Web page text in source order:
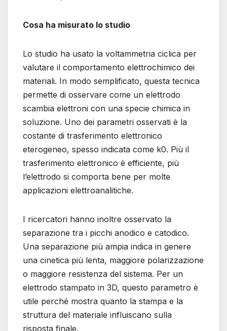
Cosa ha misurato lo studio
Lo studio ha usato la voltammetria ciclica per
valutare il comportamento elettrochimico dei
materiali. In modo semplificato, questa tecnica
permette di osservare come un elettrodo
scambia elettroni con una specie chimica in
soluzione. Uno dei parametri osservati è la
costante di trasferimento elettronico
eterogeneo, spesso indicata come k0. Più il
trasferimento elettronico è efficiente, più
l’elettrodo si comporta bene per molte
applicazioni elettroanalitiche.
I ricercatori hanno inoltre osservato la
separazione tra i picchi anodico e catodico.
Una separazione più ampia indica in genere
una cinetica più lenta, maggiore polarizzazione
o maggiore resistenza del sistema. Per un
elettrodo stampato in 3D, questo parametro è
utile perché mostra quanto la stampa e la
struttura del materiale influiscano sulla
risposta finale.